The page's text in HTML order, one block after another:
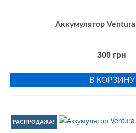
Аккумулятор
300 грн
В КОРЗИНУ
РАСПРОДАЖА!